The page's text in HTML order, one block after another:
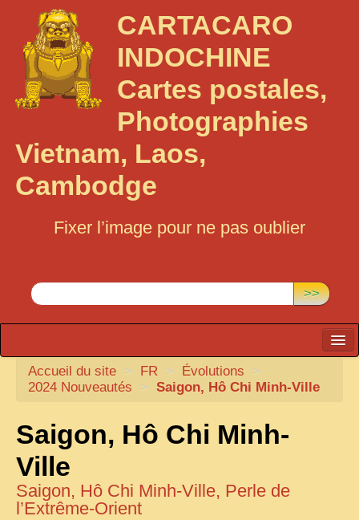
CARTACARO
INDOCHINE
Cartes postales,
Photographies
Vietnam, Laos,
Cambodge
Fixer l’image pour ne pas oublier
>>
CARTACARO
PHOTOGRAPHES, EDITEURS
ILLUSTRATEURS
TONKIN
FRONTIÈRE
Accueil du site > FR > Évolutions
>
2024 Nouveautés
> Saigon, Hô Chi Minh-Ville
Saigon, Hô Chi Minh-
Ville
Saigon, Hô Chi Minh-Ville, Perle de
l’Extrême-Orient